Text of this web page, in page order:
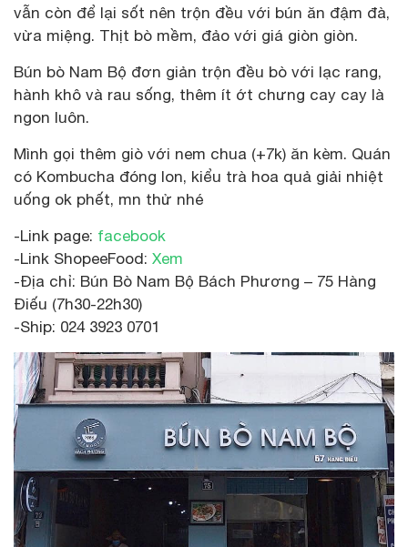
vẫn còn để lại sốt nên trộn đều với bún ăn đậm đà,
vừa miệng. Thịt bò mềm, đảo với giá giòn giòn.
Bún bò Nam Bộ đơn giản trộn đều bò với lạc rang,
hành khô và rau sống, thêm ít ớt chưng cay cay là
ngon luôn.
Mình gọi thêm giò với nem chua (+7k) ăn kèm. Quán
có Kombucha đóng lon, kiểu trà hoa quả giải nhiệt
uống ok phết, mn thử nhé
-Link page: facebook
-Link ShopeeFood: Xem
-Địa chỉ: Bún Bò Nam Bộ Bách Phương – 75 Hàng
Điếu (7h30-22h30)
-Ship: 024 3923 0701